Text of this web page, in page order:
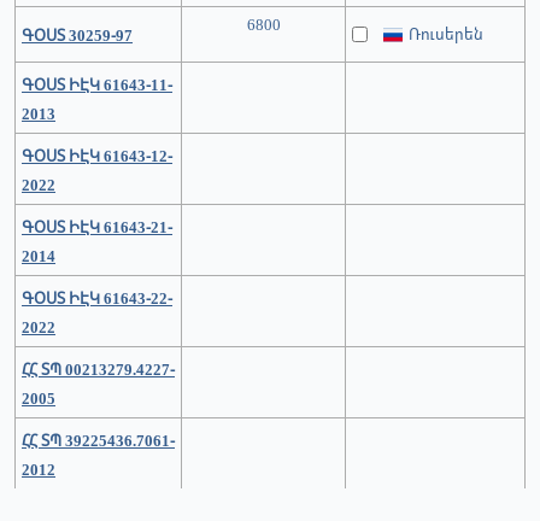
ԳՕՍՏ 30259-97 6800 Ռուսերեն
ԳՕՍՏ ԻԷԿ 61643-11-
2013
ԳՕՍՏ ԻԷԿ 61643-12-
2022
ԳՕՍՏ ԻԷԿ 61643-21-
2014
ԳՕՍՏ ԻԷԿ 61643-22-
2022
ՀՀ ՏՊ 00213279.4227-
2005
ՀՀ ՏՊ 39225436.7061-
2012